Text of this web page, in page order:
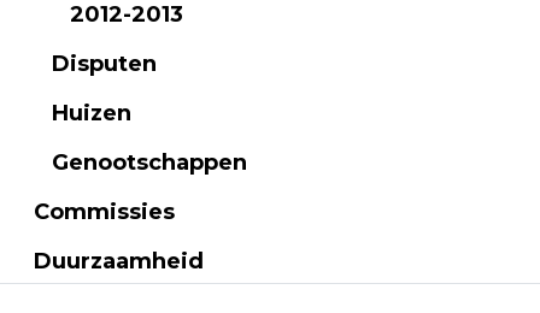
2012-2013
Disputen
Huizen
Genootschappen
Commissies
Duurzaamheid